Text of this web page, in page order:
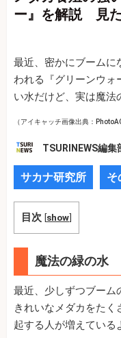
ー』を解説 見
最近、密かにブームに
われる『グリーンウォ
い水だけど、実は魔法
（アイキャッチ画像出典：
TSURINEWS編集
サカナ研究所 そ
目次 [show]
魔法の緑の水
最近、少しずつブーム
きれいなメダカをた
起する人が増えている